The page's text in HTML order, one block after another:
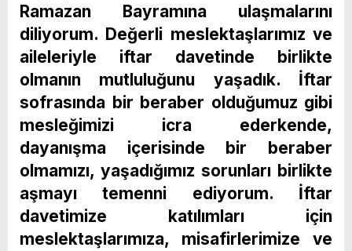
Ramazan Bayramına ulaşmalarını
diliyorum. Değerli meslektaşlarımız ve
aileleriyle iftar davetinde birlikte
olmanın mutluluğunu yaşadık. İftar
sofrasında bir beraber olduğumuz gibi
mesleğimizi icra ederkende,
dayanışma içerisinde bir beraber
olmamızı, yaşadığımız sorunları birlikte
aşmayı temenni ediyorum. İftar
davetimize katılımları için
meslektaşlarımıza, misafirlerimize ve